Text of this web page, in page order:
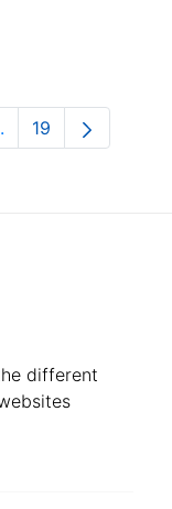
TAB toPages
Page
19
different